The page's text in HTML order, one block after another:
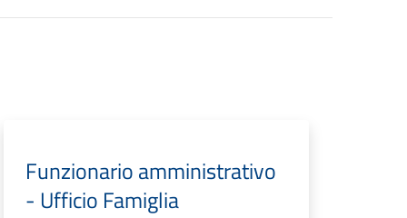
Funzionario amministrativo
- Ufficio Famiglia